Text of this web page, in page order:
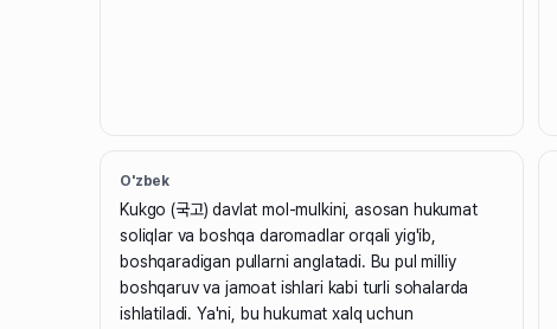
O'zbek
Kukgo (국고) davlat mol-mulkini, asosan hukumat
soliqlar va boshqa daromadlar orqali yig'ib,
boshqaradigan pullarni anglatadi. Bu pul milliy
boshqaruv va jamoat ishlari kabi turli sohalarda
ishlatiladi. Ya'ni, bu hukumat xalq uchun